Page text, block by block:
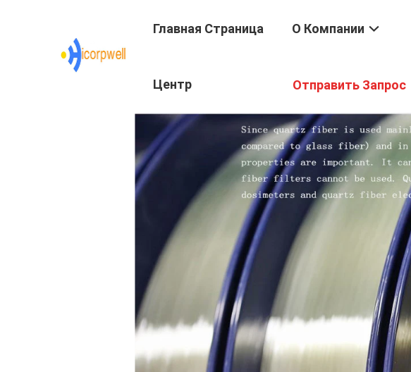
Главная Страница О Компании
Центр
Подготовки
Отправить Запрос